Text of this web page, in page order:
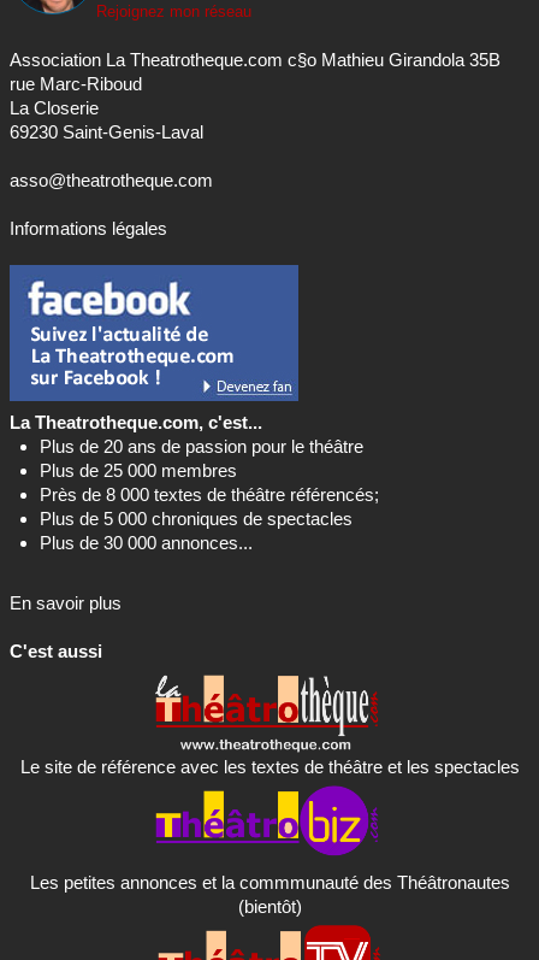
Rejoignez mon réseau
Association La Theatrotheque.com c§o Mathieu Girandola 35B
rue Marc-Riboud
La Closerie
69230 Saint-Genis-Laval
asso@theatrotheque.com
Informations légales
La Theatrotheque.com, c'est...
Plus de 20 ans de passion pour le théâtre
Plus de 25 000 membres
Près de 8 000 textes de théâtre référencés;
Plus de 5 000 chroniques de spectacles
Plus de 30 000 annonces...
En savoir plus
C'est aussi
Le site de référence avec les textes de théâtre et les spectacles
Les petites annonces et la commmunauté des Théâtronautes
(bientôt)